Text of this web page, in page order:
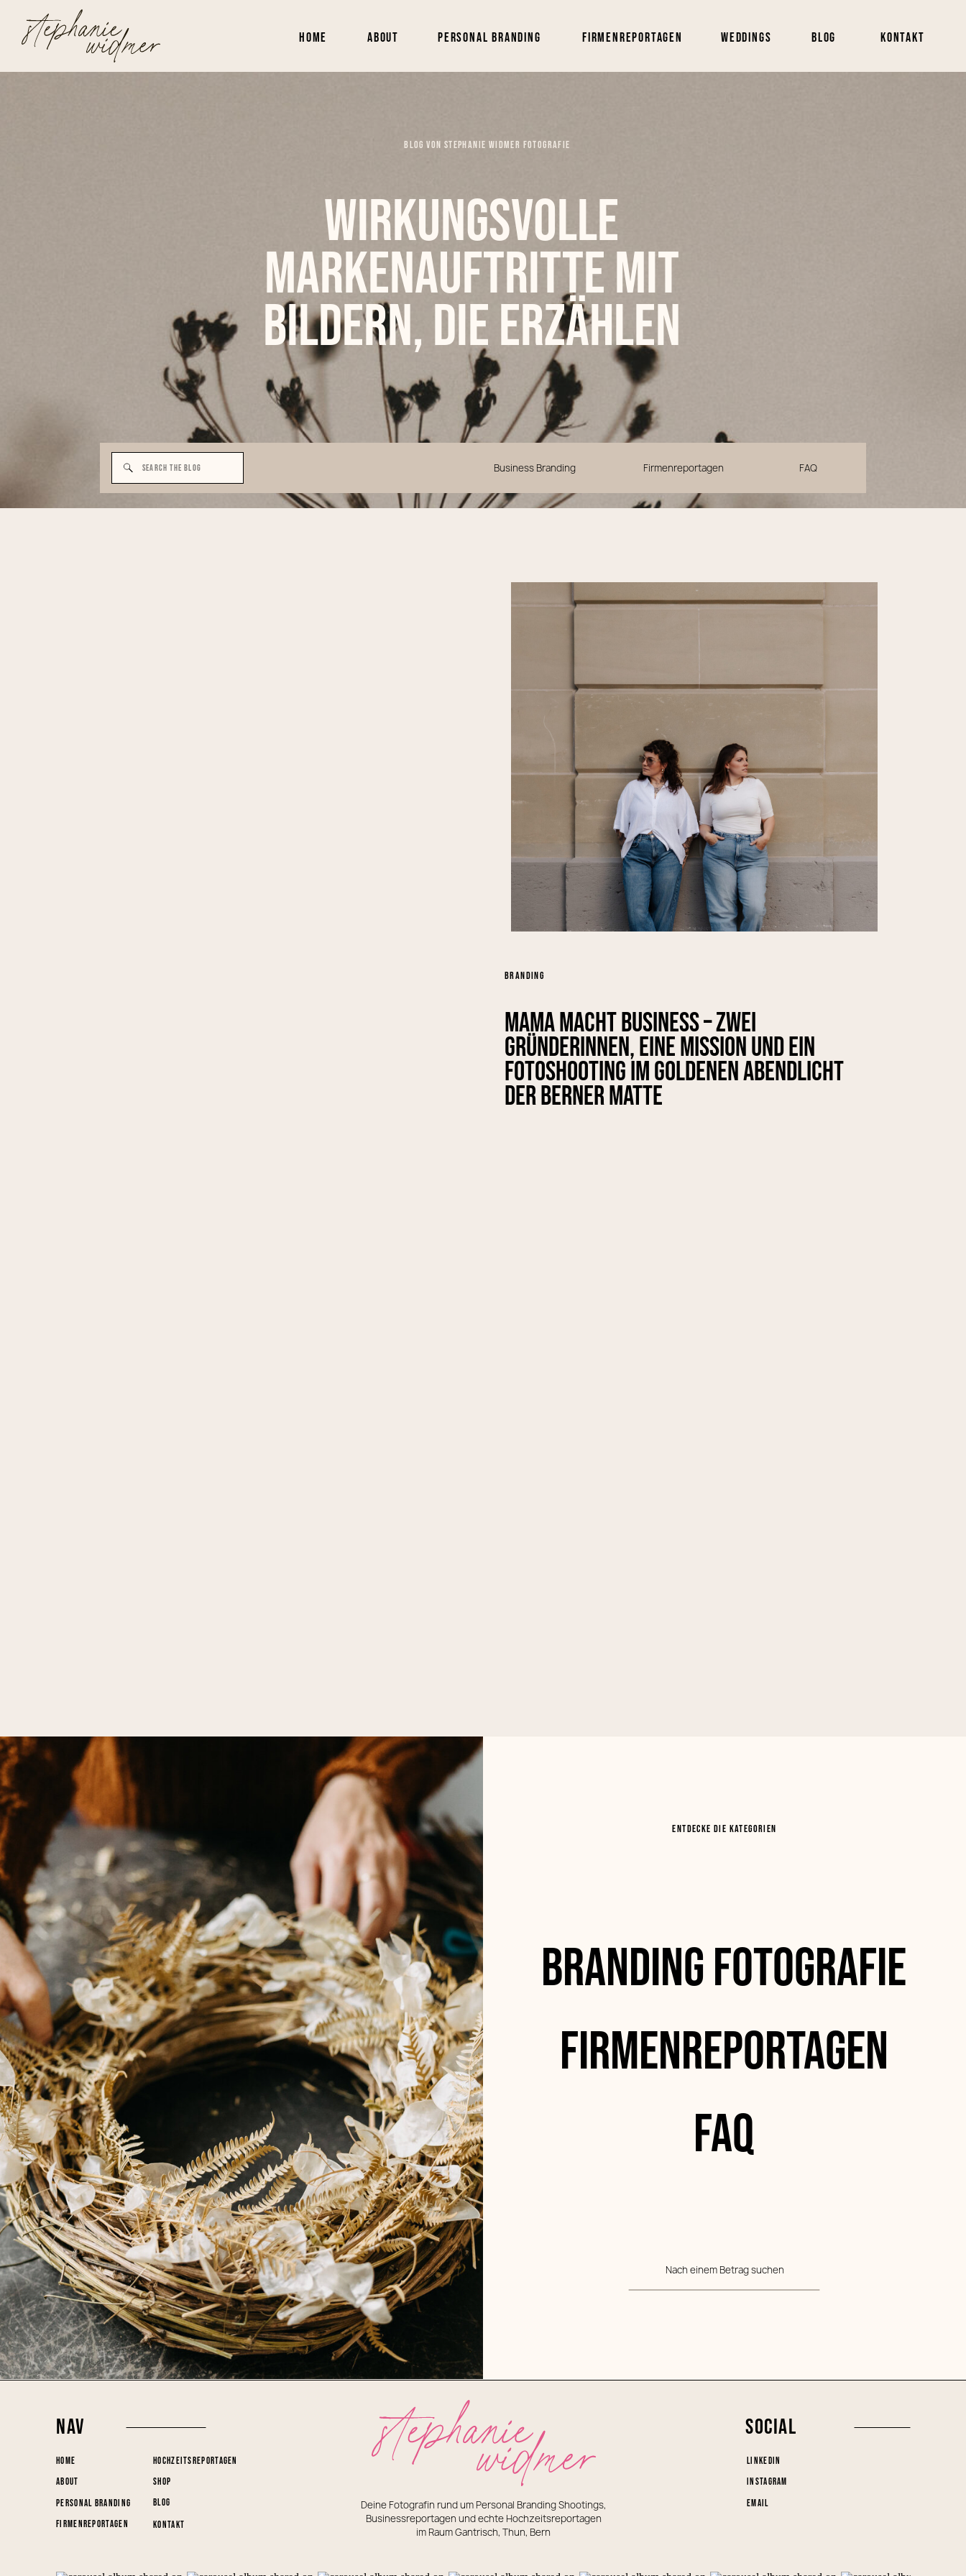
Weddings
Firmenreportagen
Personal Branding
About
Home Kontakt
Blog
FAQ
Firmenreportagen
Business Branding
Search
Wirkungsvolle
Markenauftritte mit
Bildern, die erzählen
BLOG VON STEPHANIE WIDMER FOTOGRAFIE
BRANDING
Mama macht Business – zwei
Gründerinnen, eine Mission und ein
Fotoshooting im goldenen Abendlicht
der Berner Matte
Nach einem Betrag suchen
FAQ
Firmenreportagen
Branding Fotografie
ENTDECKE DIE KATEGORIEN
INSTAGRAM
LINKEDIN
EMAIL
SOCIAL
Deine Fotografin rund um Personal Branding Shootings,
Businessreportagen und echte Hochzeitsreportagen
im Raum Gantrisch, Thun, Bern
BLOG
HOCHZEITSREPORTAGEN
FIRMENREPORTAGEN
PERSONAL BRANDING
ABOUT
HOME
NAV
SHOP
KONTAKT